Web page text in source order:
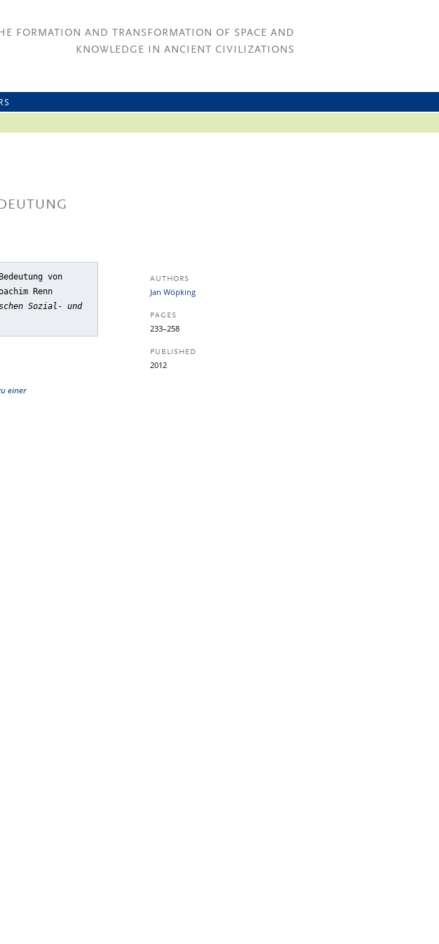
FORMATION AND TRANSFORMATION OF SPACE AND
KNOWLEDGE IN ANCIENT CIVILIZATIONS
von
Renn
Sozial- und
einer
AUTHORS
Jan Wöpking
PAGES
233–258
PUBLISHED
2012